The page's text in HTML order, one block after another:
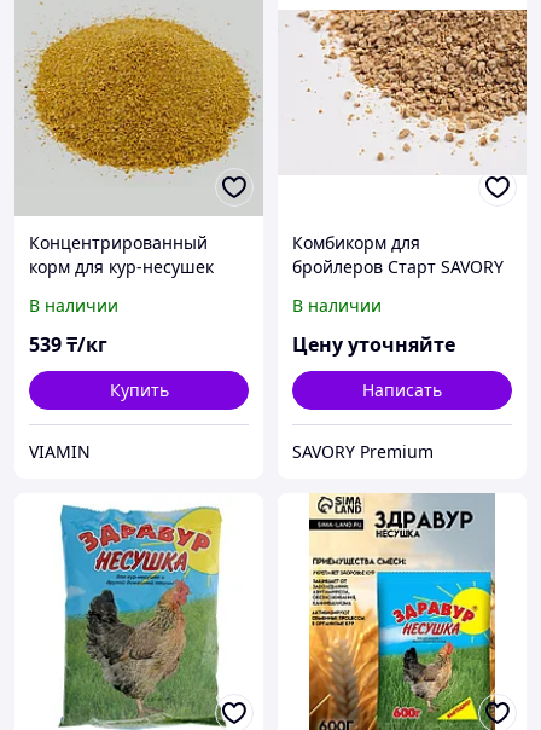
Концентрированный
корм для кур-несушек
2002
В наличии
539₸/кг
Купить
VIAMIN
Комбикорм для
бройлеров Старт SAVORY
В наличии
Цену уточняйте
Написать
SAVORY Premium